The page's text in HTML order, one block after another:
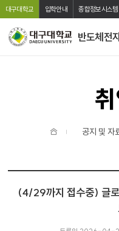
주
대구대학교 입학안내 종합정보시스템
반도체전
공지 및 자
(4/29까지 접수중) 글로